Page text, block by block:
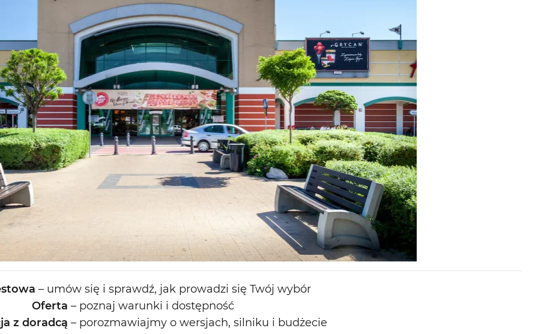
– umów się i sprawdź, jak prowadzi się Twój wybór
Oferta – poznaj warunki i dostępność
z doradcą – porozmawiajmy o wersjach, silniku i budżecie